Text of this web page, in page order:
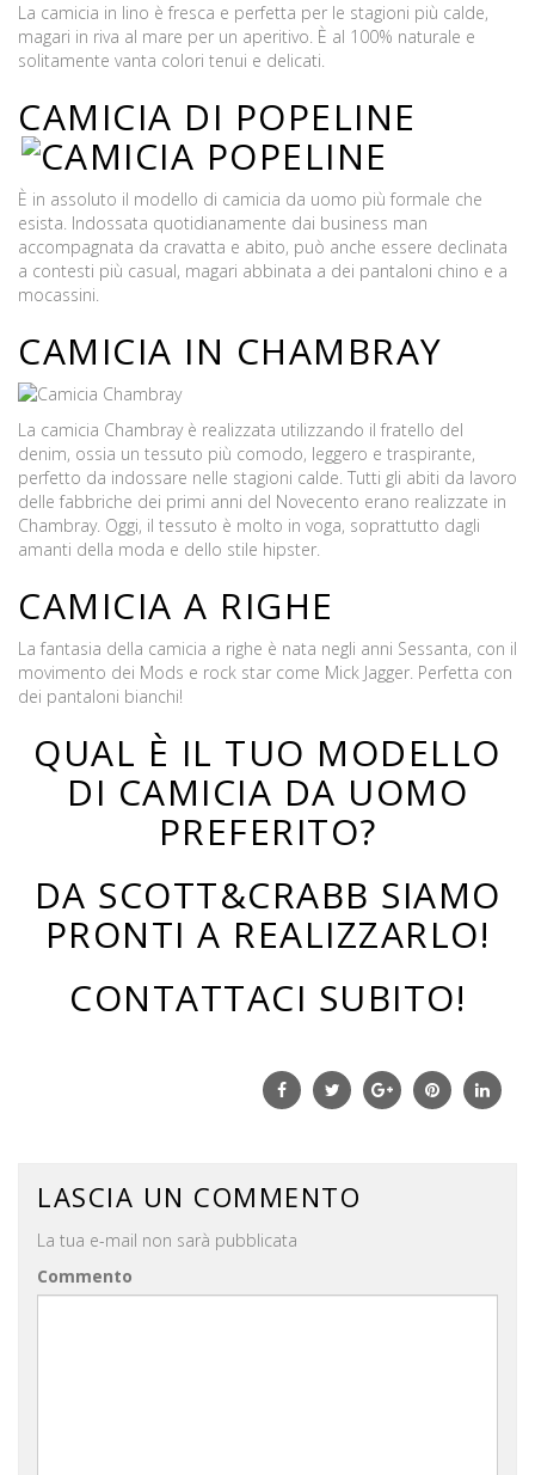
La camicia in lino è fresca e perfetta per le stagioni più calde,
magari in riva al mare per un aperitivo. È al 100% naturale e
solitamente vanta colori tenui e delicati.
CAMICIA DI POPELINE
È in assoluto il modello di camicia da uomo più formale che
esista. Indossata quotidianamente dai business man
accompagnata da cravatta e abito, può anche essere declinata
a contesti più casual, magari abbinata a dei pantaloni chino e a
mocassini.
CAMICIA IN CHAMBRAY
La camicia Chambray è realizzata utilizzando il fratello del
denim, ossia un tessuto più comodo, leggero e traspirante,
perfetto da indossare nelle stagioni calde. Tutti gli abiti da lavoro
delle fabbriche dei primi anni del Novecento erano realizzate in
Chambray. Oggi, il tessuto è molto in voga, soprattutto dagli
amanti della moda e dello stile hipster.
CAMICIA A RIGHE
La fantasia della camicia a righe è nata negli anni Sessanta, con il
movimento dei Mods e rock star come Mick Jagger. Perfetta con
dei pantaloni bianchi!
QUAL È IL TUO MODELLO
DI CAMICIA DA UOMO
PREFERITO?
DA SCOTT&CRABB SIAMO
PRONTI A REALIZZARLO!
CONTATTACI SUBITO!
FacebookTwitterGoogle+Pinterest
LASCIA UN COMMENTO
La tua e-mail non sarà pubblicata
Commento